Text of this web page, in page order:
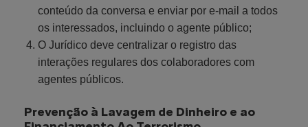
conteúdo da conversa e enviar por e-mail a todos
os interessados, incluindo o agente público;
O Jurídico deve centralizar o registro das
interações regulares dos colaboradores com
agentes públicos.
Prevenção à Lavagem de Dinheiro e ao